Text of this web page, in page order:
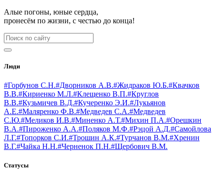
Алые погоны, юные сердца,
пронесём по жизни, с честью до конца!
Люди
#Горбунов С.Н.#Дворников А.В.#Жидраков Ю.Б.#Квачков
В.В.#Кириенко М.Л.#Клещенко В.П.#Круглов
В.В.#Кузьмичев В.Д.#Кучеренко Э.И.#Лукьянов
А.Е.#Маляренко Ф.В.#Медведев С.А.#Медведев
С.Ю.#Меликов И.В.#Миненко А.Т.#Михин П.А.#Орешкин
В.А.#Пироженко А.А.#Поляков М.Ф.#Рэцой А.Д.#Самойлова
Л.Г.#Топорков С.И.#Трошин А.К.#Турчанов В.М.#Хренин
В.Г.#Чайка Н.Н.#Черненок П.Н.#Щербович В.М.
Статусы